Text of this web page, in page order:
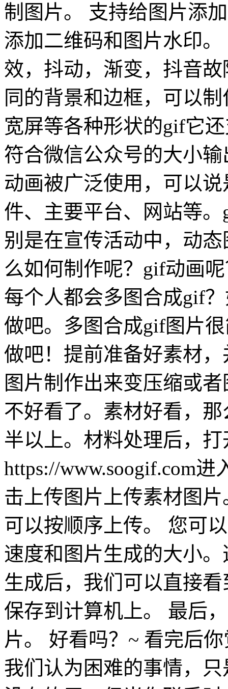
制图片。 支持给图片添
添加二维码和图片水印
效，抖动，渐变，抖音
同的背景和边框，可以
宽屏等各种形状的gif它
符合微信公众号的大小
动画被广泛使用，可以
件、主要平台、网站等
别是在宣传活动中，动
么如何制作呢？gif动画
每个人都会多图合成gif
做吧。多图合成gif图片
做吧！提前准备好素材
图片制作出来变压缩或
不好看了。素材好看，
半以上。材料处理后，
https://www.soogif.com
击上传图片上传素材图
可以按顺序上传。 您可
速度和图片生成的大小
生成后，我们可以直接
保存到计算机上。 最后
片。 好看吗？~ 看完后
我们认为困难的事情，